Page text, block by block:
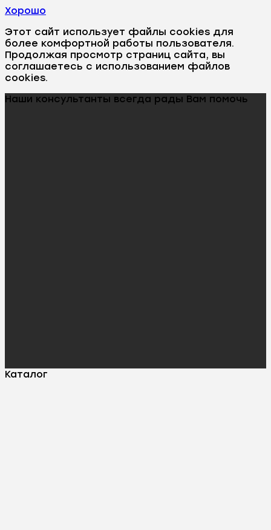
Хорошо
Этот сайт использует файлы cookies для
более комфортной работы пользователя.
Продолжая просмотр страниц сайта, вы
соглашаетесь с использованием файлов
cookies.
Наши консультанты всегда рады Вам помочь
Каталог